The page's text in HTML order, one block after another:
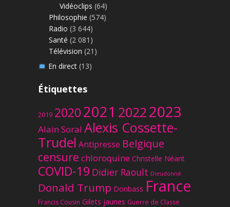
Vidéoclips (64)
Philosophie (574)
Radio (3 644)
Santé (2 081)
Télévision (21)
En direct(13)
Étiquettes
2019 20202021 20222023
Alain Soral Alexis Cossette-
Trudel Antipresse Belgique
censure chloroquine Christelle Néant
COVID-19 Didier Raoult Dieudonné
Donald Trump Donbass France
Francis Cousin Gilets jaunes Guerre de Classe